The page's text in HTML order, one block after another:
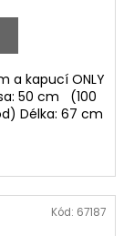
a kapucí ONLY
50 cm (100
Délka: 67 cm
Kód: 67187